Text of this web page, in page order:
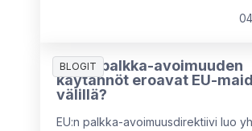
2026 -tutkimuksen havaintoja sekä
rakentaessaan tulevaisuuden
palkkahallintostrategioita.
BLOGIT
Miten palkka-avoimuuden
käytännöt eroavat EU-
välillä?
EU:n palkka-avoimuusdirektiivi luo